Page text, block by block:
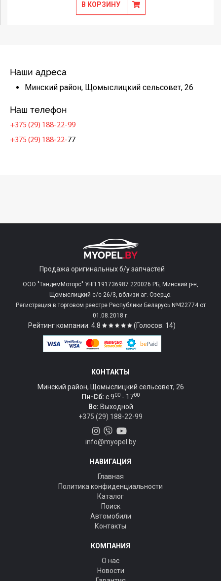
В КОРЗИНУ
Наши адреса
Минский район, Щомыслицкий сельсовет, 26
Наш телефон
+375 (29) 188-22-99
+375 (29) 188-22-77
Продажа оригинальных б/у запчастей
ООО "ТандемМоторс" УНП 191736987 220026 РБ, Минский р-н,
Щомыслицкий с/c 26/3, вблизи аг. Озерцо.
Регистрация в торговом реестре Республики Беларусь №422774 от
01.08.2018 г.
Рейтинг компании: 4.8 (Голосов: 14)
КОНТАКТЫ
Минский район, Щомыслицкий сельсовет, 26
Пн-Сб: c 900 - 1700
Вс: Выходной
+375 (29) 188-22-99
info@myopel.by
НАВИГАЦИЯ
Главная
Политика конфиденциальности
Каталог
Поиск
Автомобили
Контакты
КОМПАНИЯ
О нас
Новости